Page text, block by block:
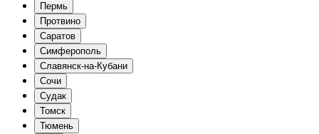
Пермь
Протвино
Саратов
Симферополь
Славянск-на-Кубани
Сочи
Судак
Томск
Тюмень